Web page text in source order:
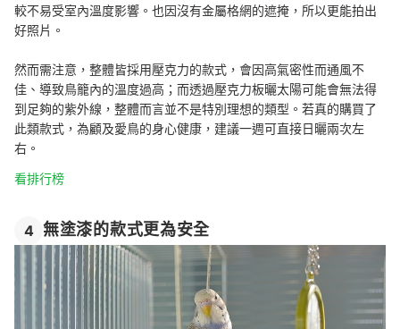
較不易受室內溫度影響。也因沒有金屬格網的遮掩，所以更能拍出
好照片。
然而需注意，整體皆採用壓克力的款式，會因高氣密性而通風不
佳、導致鳥籠內的溫度過高；而透過壓克力板曬太陽可能會無法得
到足夠的紫外線，整體而言並不是特別理想的類型。若真的購買了
此類款式，為顧及愛鳥的身心健康，建議一週可直接日曬兩次左
右。
看排行榜
4 無塗漆的款式更為安全